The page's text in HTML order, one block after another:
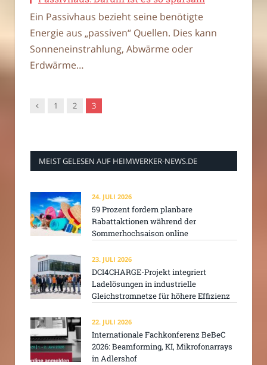
Ein Passivhaus bezieht seine benötigte
Energie aus „passiven“ Quellen. Dies kann
Sonneneinstrahlung, Abwärme oder
Erdwärme…
Vorgänger
1 2 3
MEIST GELESEN AUF HEIMWERKER-NEWS.DE
24. JULI 2026
59 Prozent fordern planbare
Rabattaktionen während der
Sommerhochsaison online
23. JULI 2026
DCI4CHARGE-Projekt integriert
Ladelösungen in industrielle
Gleichstromnetze für höhere Effizienz
22. JULI 2026
Internationale Fachkonferenz BeBeC
2026: Beamforming, KI, Mikrofonarrays
in Adlershof